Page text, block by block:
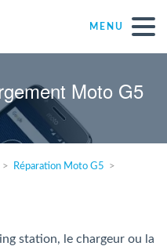
MENU
toutes marques
Moto G5
Réparation Moto G5
station, le chargeur ou la